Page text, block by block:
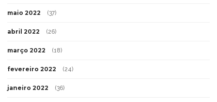
maio 2022 (37)
abril 2022 (26)
março 2022 (18)
fevereiro 2022 (24)
janeiro 2022 (36)